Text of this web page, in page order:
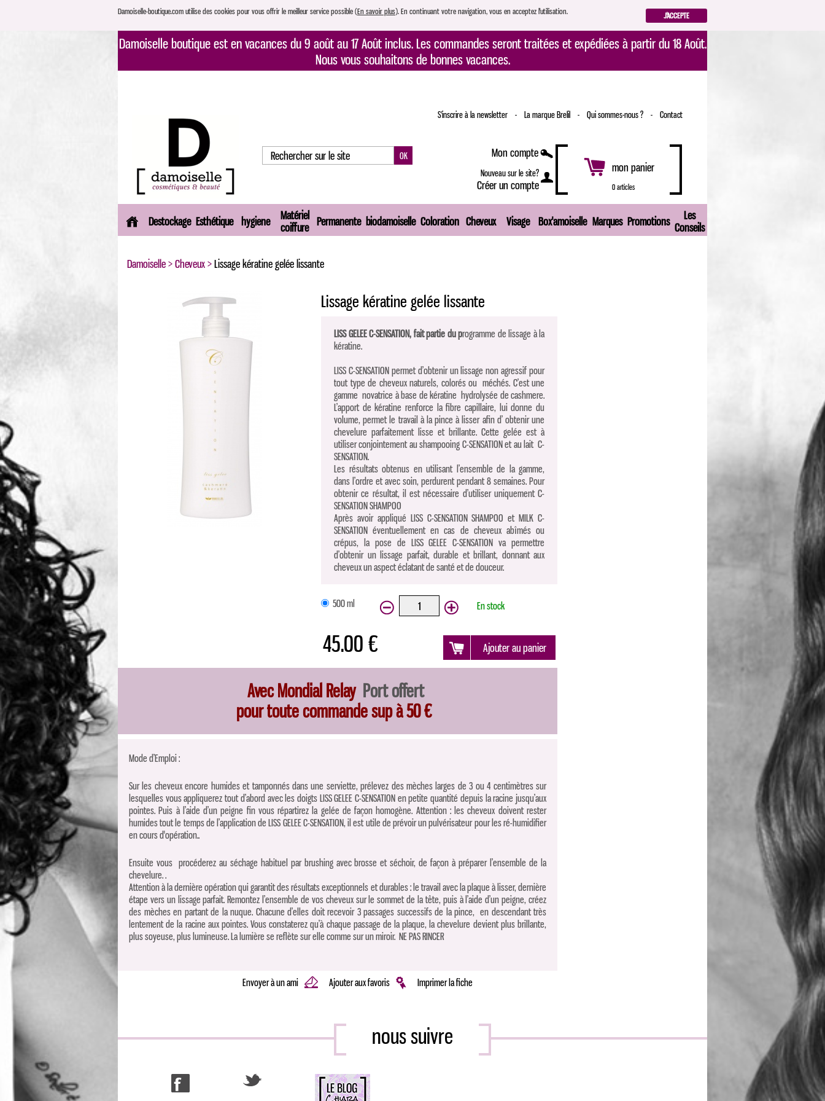
Damoiselle-boutique.com utilise des cookies pour vous offrir le meilleur service possible (En savoir plus). En continuant votre navigation, vous en acceptez l'utilisation. J'ACCEPTE
Damoiselle boutique est en vacances du 9 août au 17 Août inclus. Les commandes seront traitées et expédiées à partir du 18 Août.
Nous vous souhaitons de bonnes vacances.
S'inscrire à la newsletter - La marque Brelil - Qui sommes-nous ? - Contact
Mon compte
mon panier
0 articles
Nouveau sur le site?
Créer un compte
Destockage Esthétique hygiene
Matériel
coiffure Permanente biodamoiselle Coloration Cheveux Visage Box'amoiselle Marques Promotions
Les
Conseils
Damoiselle>Cheveux>Lissage kératine gelée lissante
Lissage kératine gelée lissante
LISS GELEE C-SENSATION, fait partie du programme de lissage à la
kératine.
LISS C-SENSATION permet d’obtenir un lissage non agressif pour
tout type de cheveux naturels, colorés ou méchés. C’est une
gamme novatrice à base de kératine hydrolysée de cashmere.
L’apport de kératine renforce la fibre capillaire, lui donne du
volume, permet le travail à la pince à lisser afin d’ obtenir une
chevelure parfaitement lisse et brillante. Cette gelée est à
utiliser conjointement au shampooing C-SENSATION et au lait C-
SENSATION.
Les résultats obtenus en utilisant l’ensemble de la gamme,
dans l’ordre et avec soin, perdurent pendant 8 semaines. Pour
obtenir ce résultat, il est nécessaire d’utiliser uniquement C-
SENSATION SHAMPOO
Après avoir appliqué LISS C-SENSATION SHAMPOO et MILK C-
SENSATION éventuellement en cas de cheveux abîmés ou
crépus, la pose de LISS GELEE C-SENSATION va permettre
d’obtenir un lissage parfait, durable et brillant, donnant aux
cheveux un aspect éclatant de santé et de douceur.
500 ml En stock
45.00 €
Avec Mondial Relay Port offert
pour toute commande sup à 50 €
Mode d’Emploi :
Sur les cheveux encore humides et tamponnés dans une serviette, prélevez des mèches larges de 3 ou 4 centimètres sur
lesquelles vous appliquerez tout d’abord avec les doigts LISS GELEE C-SENSATION en petite quantité depuis la racine jusqu’aux
pointes. Puis à l’aide d’un peigne fin vous répartirez la gelée de façon homogène. Attention : les cheveux doivent rester
humides tout le temps de l’application de LISS GELEE C-SENSATION, il est utile de prévoir un pulvérisateur pour les ré-humidifier
en cours d'opération..
Ensuite vous procéderez au séchage habituel par brushing avec brosse et séchoir, de façon à préparer l’ensemble de la
chevelure. .
Attention à la dernière opération qui garantit des résultats exceptionnels et durables : le travail avec la plaque à lisser, dernière
étape vers un lissage parfait. Remontez l’ensemble de vos cheveux sur le sommet de la tête, puis à l’aide d’un peigne, créez
des mèches en partant de la nuque. Chacune d’elles doit recevoir 3 passages successifs de la pince, en descendant très
lentement de la racine aux pointes. Vous constaterez qu’à chaque passage de la plaque, la chevelure devient plus brillante,
plus soyeuse, plus lumineuse. La lumière se reflète sur elle comme sur un miroir. NE PAS RINCER
Envoyer à un ami Ajouter aux favoris Imprimer la fiche
nous suivre